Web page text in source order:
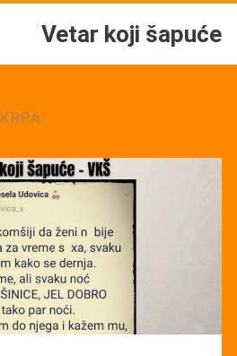
Vetar koji šapuće
KRPA